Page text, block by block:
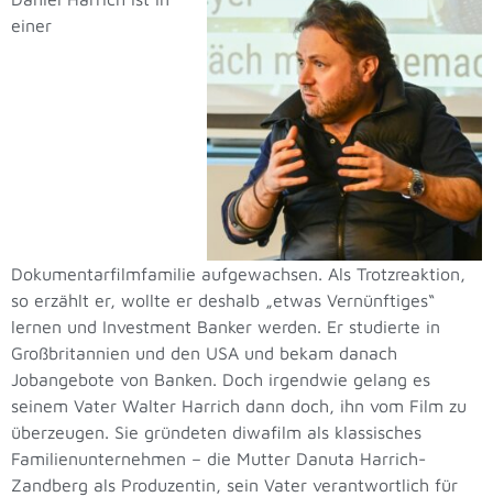
einer
Dokumentarfilmfamilie aufgewachsen. Als Trotzreaktion,
so erzählt er, wollte er deshalb „etwas Vernünftiges“
lernen und Investment Banker werden. Er studierte in
Großbritannien und den USA und bekam danach
Jobangebote von Banken. Doch irgendwie gelang es
seinem Vater Walter Harrich dann doch, ihn vom Film zu
überzeugen. Sie gründeten diwafilm als klassisches
Familienunternehmen – die Mutter Danuta Harrich-
Zandberg als Produzentin, sein Vater verantwortlich für